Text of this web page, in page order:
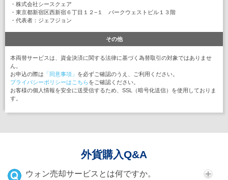
・株式会社シースクェア
・東京都新宿区西新宿６丁目１２−１ パークウェストビル１３階
・代表者：ジェフジョン
その他
本両替サービスは、資金決済に関する法律に基づく為替取引の対象ではありませ
ん。
お申込の際は 「同意事項」 を必ずご確認のうえ、ご利用ください。
プライバシーポリシーはこちらをご確認ください。
お客様の個人情報を安全に送受信するため、SSL（暗号化送信）を使用しておりま
す。
外貨購入Q&A
ウォン売却サービスとは何ですか。